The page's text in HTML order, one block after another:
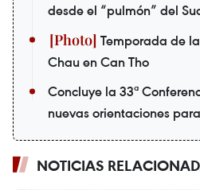
desde el “pulmón” del
Temporada de
Chau en Can Tho
Concluye la 33ª
nuevas orientaciones
NOTICIAS